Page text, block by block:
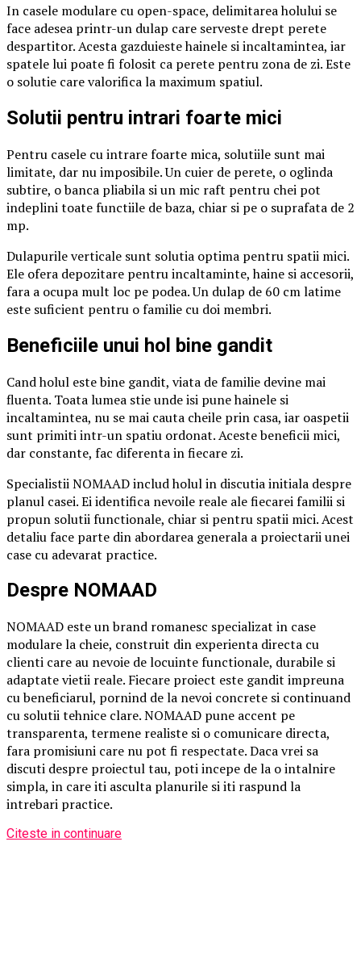
In casele modulare cu open-space, delimitarea holului se
face adesea printr-un dulap care serveste drept perete
despartitor. Acesta gazduieste hainele si incaltamintea, iar
spatele lui poate fi folosit ca perete pentru zona de zi. Este
o solutie care valorifica la maximum spatiul.
Solutii pentru intrari foarte mici
Pentru casele cu intrare foarte mica, solutiile sunt mai
limitate, dar nu imposibile. Un cuier de perete, o oglinda
subtire, o banca pliabila si un mic raft pentru chei pot
indeplini toate functiile de baza, chiar si pe o suprafata de 2
mp.
Dulapurile verticale sunt solutia optima pentru spatii mici.
Ele ofera depozitare pentru incaltaminte, haine si accesorii,
fara a ocupa mult loc pe podea. Un dulap de 60 cm latime
este suficient pentru o familie cu doi membri.
Beneficiile unui hol bine gandit
Cand holul este bine gandit, viata de familie devine mai
fluenta. Toata lumea stie unde isi pune hainele si
incaltamintea, nu se mai cauta cheile prin casa, iar oaspetii
sunt primiti intr-un spatiu ordonat. Aceste beneficii mici,
dar constante, fac diferenta in fiecare zi.
Specialistii NOMAAD includ holul in discutia initiala despre
planul casei. Ei identifica nevoile reale ale fiecarei familii si
propun solutii functionale, chiar si pentru spatii mici. Acest
detaliu face parte din abordarea generala a proiectarii unei
case cu adevarat practice.
Despre NOMAAD
NOMAAD este un brand romanesc specializat in case
modulare la cheie, construit din experienta directa cu
clienti care au nevoie de locuinte functionale, durabile si
adaptate vietii reale. Fiecare proiect este gandit impreuna
cu beneficiarul, pornind de la nevoi concrete si continuand
cu solutii tehnice clare. NOMAAD pune accent pe
transparenta, termene realiste si o comunicare directa,
fara promisiuni care nu pot fi respectate. Daca vrei sa
discuti despre proiectul tau, poti incepe de la o intalnire
simpla, in care iti asculta planurile si iti raspund la
intrebari practice.
Citeste in continuare